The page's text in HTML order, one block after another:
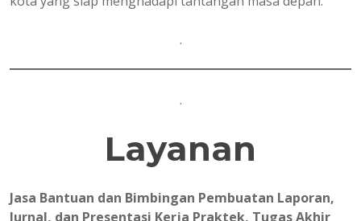
.
.
Layanan
Jasa Bantuan dan Bimbingan Pembuatan Laporan,
Jurnal, dan Presentasi Kerja Praktek, Tugas Akhir